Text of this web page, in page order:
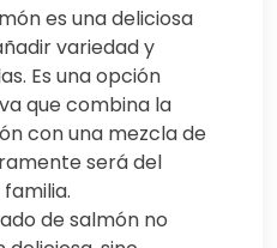
es una deliciosa
variedad y
Es una opción
que combina la
con una mezcla de
será del
de salmón no